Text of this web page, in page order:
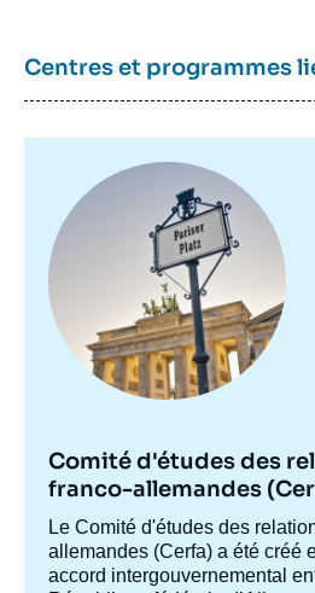
Centres et programmes
principale
Comité d'études des
franco-allemandes
Accroche
centre
Le Comité d'études des
allemandes (Cerfa) a été créé
accord intergouvernemental